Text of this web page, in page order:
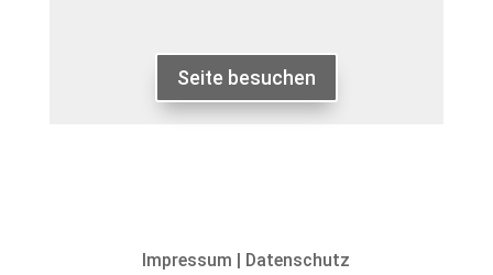
Seite besuchen
Impressum | Datenschutz